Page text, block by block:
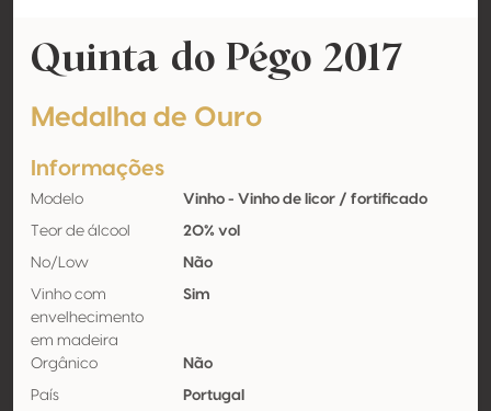
Quinta do Pégo 2017
Medalha de Ouro
Informações
Modelo Vinho - Vinho de licor / fortificado
Teor de álcool 20% vol
No/Low Não
Vinho com
envelhecimento
em madeira
Sim
Orgânico Não
País Portugal